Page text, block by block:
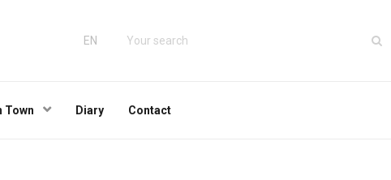
EN
Town Diary Contact